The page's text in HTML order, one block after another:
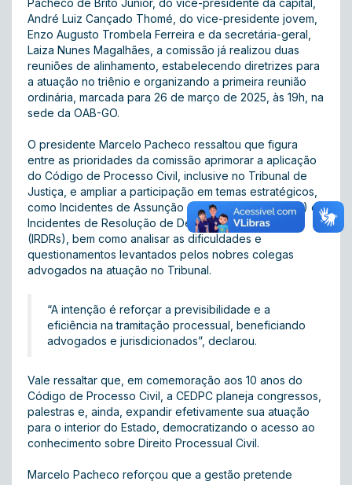
Pacheco de Brito Júnior, do vice-presidente da capital,
André Luiz Cançado Thomé, do vice-presidente jovem,
Enzo Augusto Trombela Ferreira e da secretária-geral,
Laiza Nunes Magalhães, a comissão já realizou duas
reuniões de alinhamento, estabelecendo diretrizes para
a atuação no triênio e organizando a primeira reunião
ordinária, marcada para 26 de março de 2025, às 19h, na
sede da OAB-GO.
O presidente Marcelo Pacheco ressaltou que figura
entre as prioridades da comissão aprimorar a aplicação
do Código de Processo Civil, inclusive no Tribunal de
Justiça, e ampliar a participação em temas estratégicos,
como Incidentes de Assunção de Competência (IACs) e
Incidentes de Resolução de Demandas Repetitivas
(IRDRs), bem como analisar as dificuldades e
questionamentos levantados pelos nobres colegas
advogados na atuação no Tribunal.
“A intenção é reforçar a previsibilidade e a
eficiência na tramitação processual, beneficiando
advogados e jurisdicionados”, declarou.
Vale ressaltar que, em comemoração aos 10 anos do
Código de Processo Civil, a CEDPC planeja congressos,
palestras e, ainda, expandir efetivamente sua atuação
para o interior do Estado, democratizando o acesso ao
conhecimento sobre Direito Processual Civil.
Marcelo Pacheco reforçou que a gestão pretende